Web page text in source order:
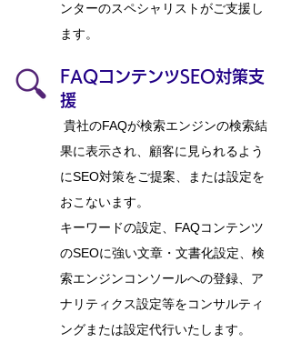
ンターのスペシャリストがご支援し
ます。
FAQコンテンツSEO対策支
援
貴社のFAQが検索エンジンの検索結
果に表示され、顧客に見られるよう
にSEO対策をご提案、または設定を
おこないます。
​キーワードの設定、FAQコンテンツ
のSEOに強い文章・文書化設定、検
索エンジンコンソールへの登録、ア
ナリティクス設定等をコンサルティ
ングまたは設定代行いたします。